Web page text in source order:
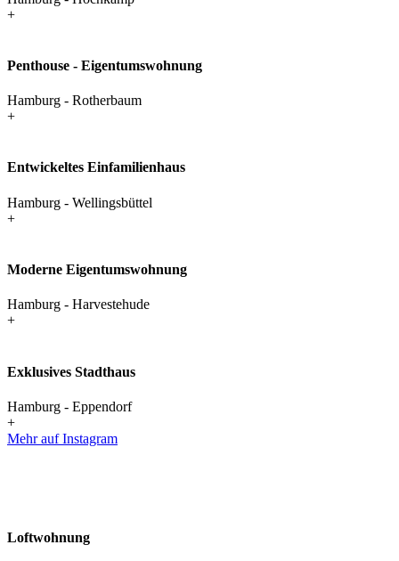
+
Penthouse - Eigentumswohnung
Hamburg - Rotherbaum
+
Entwickeltes Einfamilienhaus
Hamburg - Wellingsbüttel
+
Moderne Eigentumswohnung
Hamburg - Harvestehude
+
Exklusives Stadthaus
Hamburg - Eppendorf
+
Mehr auf Instagram
Loftwohnung